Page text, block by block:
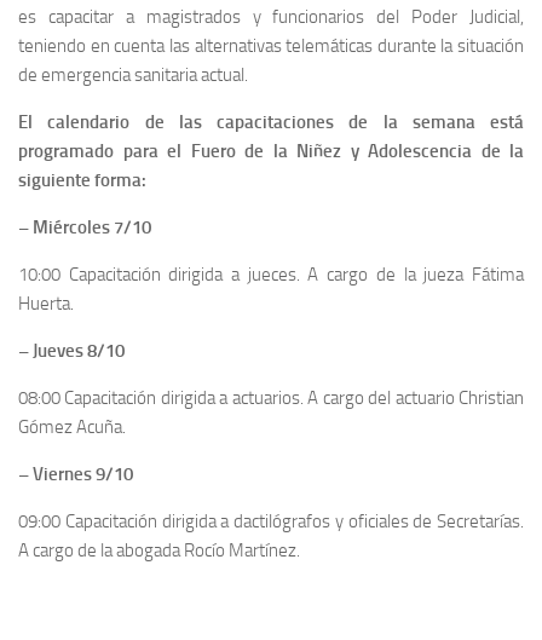
es capacitar a magistrados y funcionarios del Poder Judicial,
teniendo en cuenta las alternativas telemáticas durante la situación
de emergencia sanitaria actual.
El calendario de las capacitaciones de la semana está
programado para el Fuero de la Niñez y Adolescencia de la
siguiente forma:
– Miércoles 7/10
10:00 Capacitación dirigida a jueces. A cargo de la jueza Fátima
Huerta.
– Jueves 8/10
08:00 Capacitación dirigida a actuarios. A cargo del actuario Christian
Gómez Acuña.
– Viernes 9/10
09:00 Capacitación dirigida a dactilógrafos y oficiales de Secretarías.
A cargo de la abogada Rocío Martínez.